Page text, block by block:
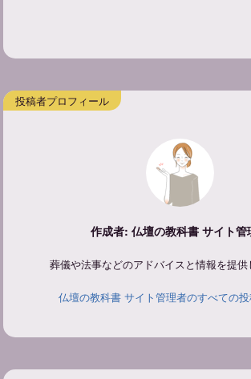
作成者: 仏壇の教科書 サイト管
葬儀や法事などのアドバイスと情報を提供
仏壇の教科書 サイト管理者のすべての投